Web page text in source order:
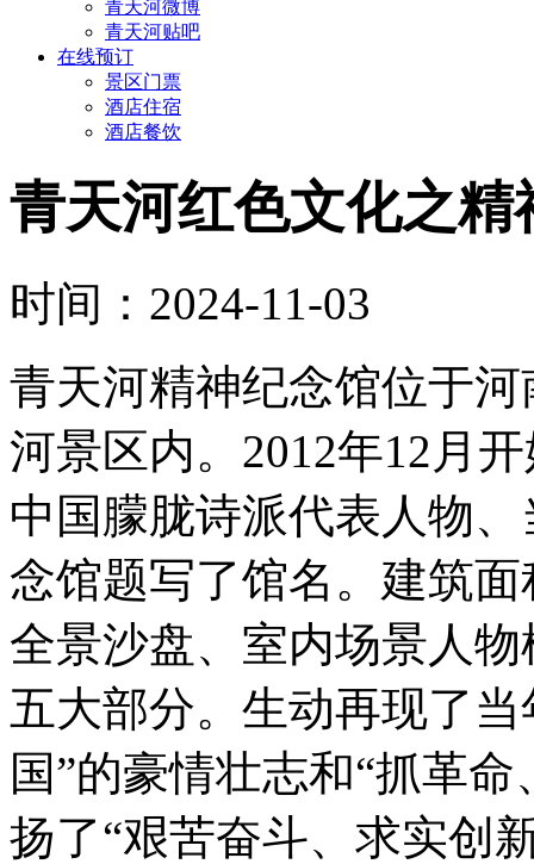
青天河微博
青天河贴吧
在线预订
景区门票
酒店住宿
酒店餐饮
青天河红色文化之精
时间：2024-11-03
青天河精神纪念馆位于
河景区内。2012年12月
中国朦胧诗派代表人物
念馆题写了馆名。建筑
全景沙盘、室内场景人
五大部分。生动再现了
国”的豪情壮志和“抓革
扬了“艰苦奋斗、求实创